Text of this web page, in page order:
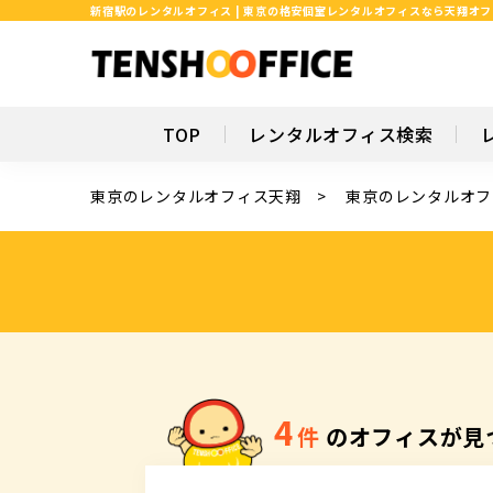
新宿駅のレンタルオフィス | 東京の格安個室レンタルオフィスなら天翔オ
TOP レンタルオフィス検索
東京のレンタルオフィス天翔 東京のレンタルオ
4件 のオフィスが